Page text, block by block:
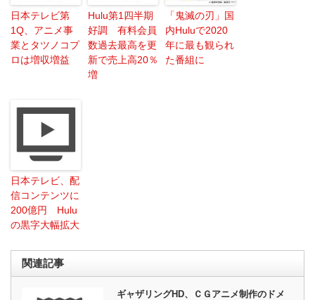
日本テレビ第
1Q、アニメ事
業とタツノコプ
ロは増収増益
Hulu第1四半期
好調 有料会員
数過去最高を更
新で売上高20％
増
「鬼滅の刃」国
内Huluで2020
年に最も観られ
た番組に
日本テレビ、配
信コンテンツに
200億円 Hulu
の黒字大幅拡大
関連記事
ギャザリングHD、ＣＧアニメ制作のドメ